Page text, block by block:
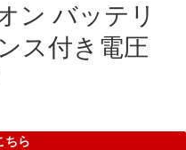
ン バッテリ
ス付き電圧
ちら